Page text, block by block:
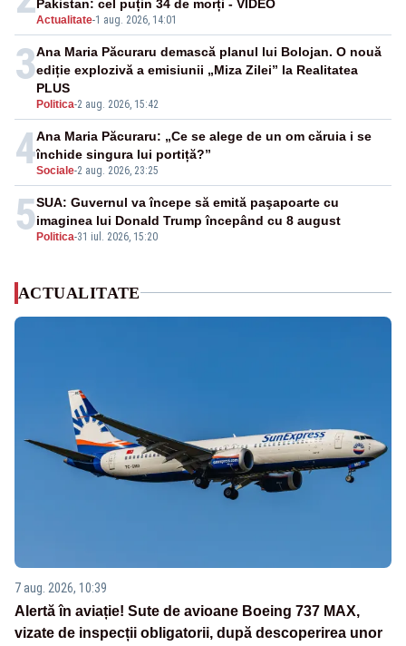
Actualitate-1 aug. 2026, 14:01
Pakistan: cel puțin 34 de morți - VIDEO
3
Politica-2 aug. 2026, 15:42
Ana Maria Păcuraru demască planul lui Bolojan. O nouă
ediție explozivă a emisiunii „Miza Zilei” la Realitatea
PLUS
4Sociale-2 aug. 2026, 23:25
Ana Maria Păcuraru: „Ce se alege de un om căruia i se
închide singura lui portiță?”
5 Politica-31 iul. 2026, 15:20
SUA: Guvernul va începe să emită paşapoarte cu
imaginea lui Donald Trump începând cu 8 august
ACTUALITATE
7 aug. 2026, 10:39
Alertă în aviație! Sute de avioane Boeing 737 MAX,
vizate de inspecții obligatorii, după descoperirea unor